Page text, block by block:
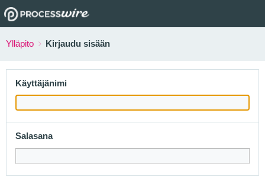
Ylläpito Kirjaudu sisään
Käyttäjänimi
Salasana